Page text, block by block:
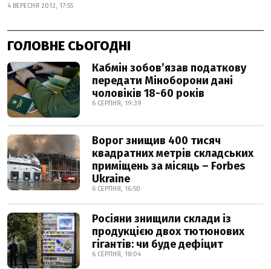
4 ВЕРЕСНЯ 2012, 17:55
ГОЛОВНЕ СЬОГОДНІ
Кабмін зобовʼязав податкову
передати Міноборони дані
чоловіків 18-60 років
6 СЕРПНЯ, 19:39
Ворог знищив 400 тисяч
квадратних метрів складських
приміщень за місяць – Forbes
Ukraine
6 СЕРПНЯ, 16:50
Росіяни знищили склади із
продукцією двох тютюнових
гігантів: чи буде дефіцит
6 СЕРПНЯ, 18:04